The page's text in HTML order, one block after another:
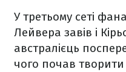
У третьому сеті
Лейвера завів і
австралієць
чого почав